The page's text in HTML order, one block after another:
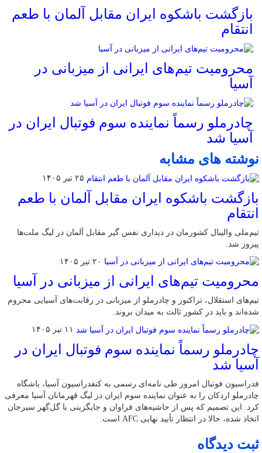
بازگشت باشکوه ایران مقابل آلمان با طعم
انتقام
محرومیت تیم‌های ایرانی از میزبانی در
آسیا
چادرملو رسماً نماینده سوم فوتبال ایران در
آسیا شد
نوشته های مشابه
۲۵ تیر ۱۴۰۵
بازگشت باشکوه ایران مقابل آلمان با طعم
انتقام
تیم‌ملی والیبال کشورمان در دیداری نفس گیر مقابل آلمان در لیگ ملت‌ها
پیروز شد.
۲۰ تیر ۱۴۰۵
محرومیت تیم‌های ایرانی از میزبانی در آسیا
تیم‌های استقلال، تراکتور و چادرملو از میزبانی در رقابت‌های آسیایی محروم
شده‌اند و باید در کشور ثالث به میدان بروند.
۱۱ تیر ۱۴۰۵
چادرملو رسماً نماینده سوم فوتبال ایران در
آسیا شد
فدراسیون فوتبال امروز طی نامه‌ای رسمی به کنفدراسیون آسیا، باشگاه
چادرملو اردکان را به عنوان نماینده سوم ایران در لیگ قهرمانان آسیا معرفی
کرد. این تصمیم که پس از حاشیه‌های فراوان و جایگزینی با گل‌گهر سیرجان
اتخاذ شده، حالا در انتظار تأیید نهایی AFC است.
ثبت دیدگاه